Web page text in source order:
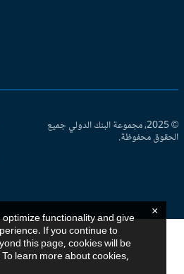
© 2025، مجموعة البنك الدولي جميع
محفوظة.
optimize functionality and give
If you continue to
this page, cookies will be
To learn more about cookies,